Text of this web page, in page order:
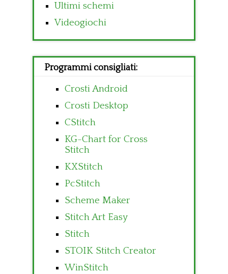
Ultimi schemi
Videogiochi
Programmi consigliati:
Crosti Android
Crosti Desktop
CStitch
KG-Chart for Cross
Stitch
KXStitch
PcStitch
Scheme Maker
Stitch Art Easy
Stitch
STOIK Stitch Creator
WinStitch